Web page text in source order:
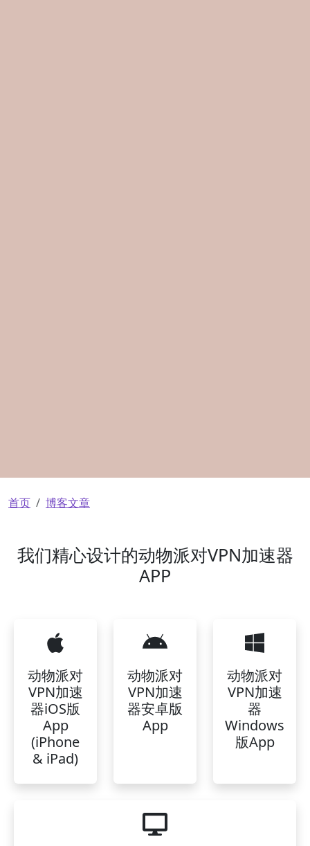
面包屑
首页 博客文章
我们精心设计的动物派对VPN加速器
APP
动物派对
VPN加速
器iOS版
App
(iPhone
& iPad)
动物派对
VPN加速
器安卓版
App
动物派对
VPN加速
器
Windows
版App